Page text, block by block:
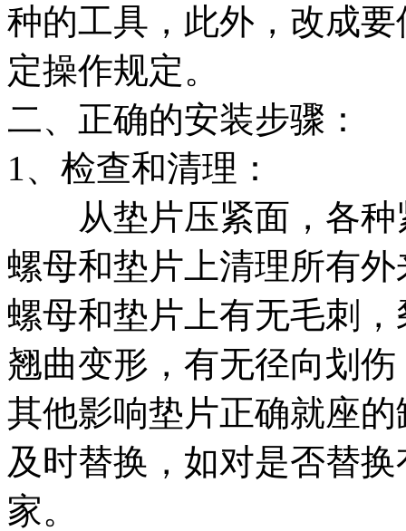
种的工具，此外，改成
定操作规定。
二、正确的安装步骤：
1、检查和清理：
从垫片压紧面，各种
螺母和垫片上清理所有
螺母和垫片上有无毛刺
翘曲变形，有无径向划
其他影响垫片正确就座
及时替换，如对是否替
家。